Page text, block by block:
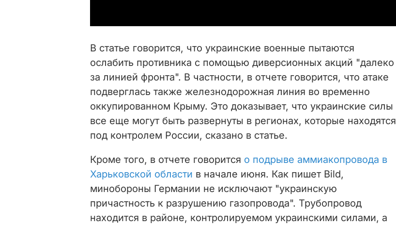
i
d
e
o
В статье говорится, что украинские военные пытаются
ослабить противника с помощью диверсионных акций "далеко
за линией фронта". В частности, в отчете говорится, что атаке
подверглась также железнодорожная линия во временно
оккупированном Крыму. Это доказывает, что украинские силы
все еще могут быть развернуты в регионах, которые находятся
под контролем России, сказано в статье.
Кроме того, в отчете говорится о подрыве аммиакопровода в
Харьковской области в начале июня. Как пишет Bild,
минобороны Германии не исключают "украинскую
причастность к разрушению газопровода". Трубопровод
находится в районе, контролируемом украинскими силами, а